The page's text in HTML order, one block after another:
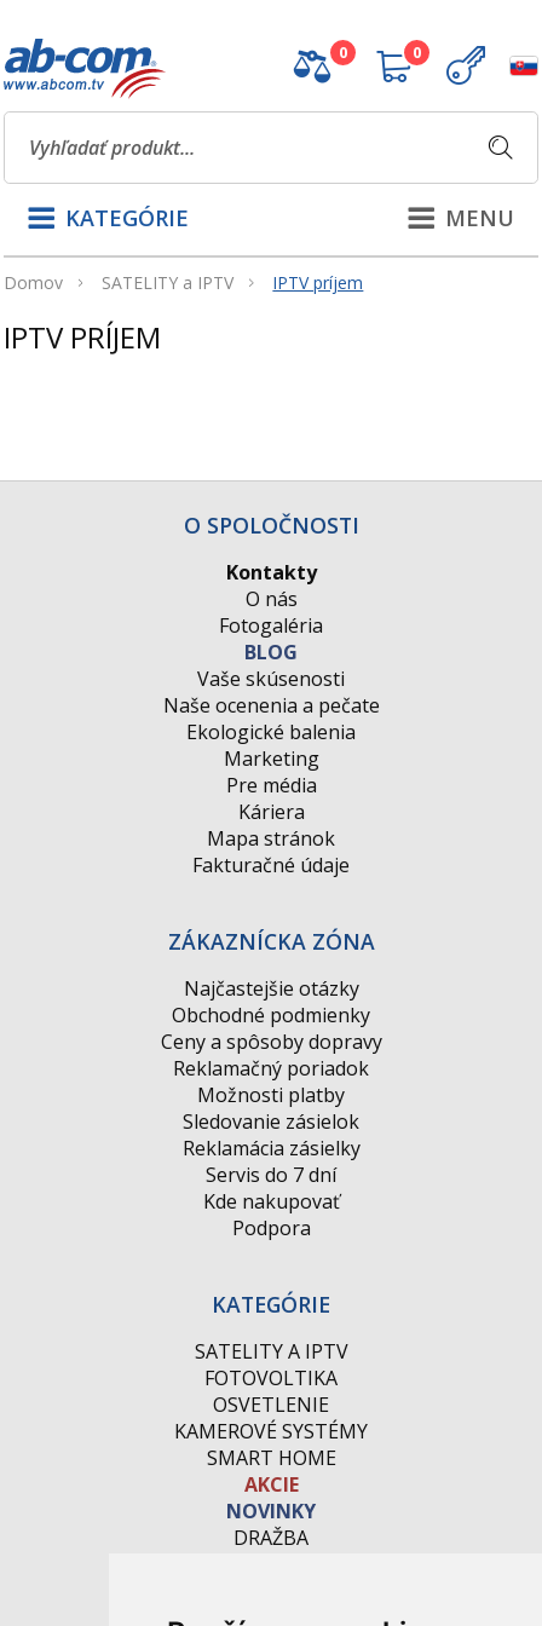
0 0
MENU
KATEGÓRIE
Domov SATELITY a IPTV IPTV príjem
IPTV PRÍJEM
O SPOLOČNOSTI
Kontakty
O nás
Fotogaléria
BLOG
Vaše skúsenosti
Naše ocenenia a pečate
Ekologické balenia
Marketing
Pre média
Káriera
Mapa stránok
Fakturačné údaje
ZÁKAZNÍCKA ZÓNA
Najčastejšie otázky
Obchodné podmienky
Ceny a spôsoby dopravy
Reklamačný poriadok
Možnosti platby
Sledovanie zásielok
Reklamácia zásielky
Servis do 7 dní
Kde nakupovať
Podpora
KATEGÓRIE
SATELITY A IPTV
FOTOVOLTIKA
OSVETLENIE
KAMEROVÉ SYSTÉMY
SMART HOME
AKCIE
NOVINKY
DRAŽBA